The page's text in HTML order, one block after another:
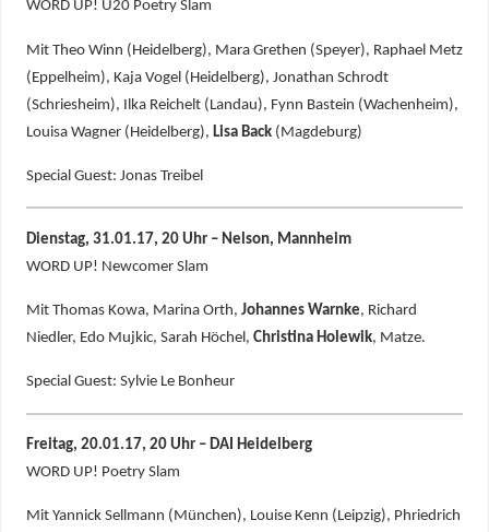
WORD UP! U20 Poetry Slam
Mit Theo Winn (Heidelberg), Mara Grethen (Speyer), Raphael Metz
(Eppelheim), Kaja Vogel (Heidelberg), Jonathan Schrodt
(Schriesheim), Ilka Reichelt (Landau), Fynn Bastein (Wachenheim),
Louisa Wagner (Heidelberg), Lisa Back(Magdeburg)
Special Guest: Jonas Treibel
Dienstag, 31.01.17, 20 Uhr – Nelson, Mannheim
WORD UP! Newcomer Slam
Mit Thomas Kowa, Marina Orth, Johannes Warnke, Richard
Niedler, Edo Mujkic, Sarah Höchel, Christina Holewik, Matze.
Special Guest: Sylvie Le Bonheur
Freitag, 20.01.17, 20 Uhr – DAI Heidelberg
WORD UP! Poetry Slam
Mit Yannick Sellmann (München), Louise Kenn (Leipzig), Phriedrich